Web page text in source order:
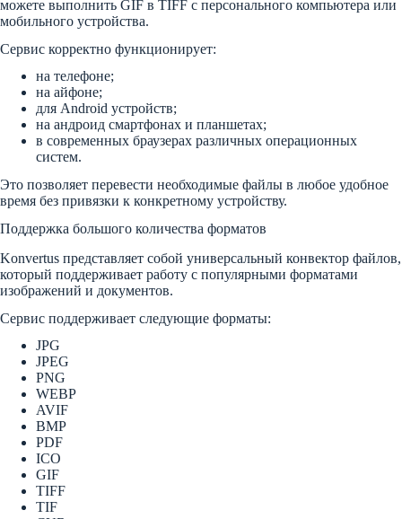
можете выполнить GIF в TIFF с персонального компьютера или
мобильного устройства.
Сервис корректно функционирует:
на телефоне;
на айфоне;
для Android устройств;
на андроид смартфонах и планшетах;
в современных браузерах различных операционных
систем.
Это позволяет перевести необходимые файлы в любое удобное
время без привязки к конкретному устройству.
Поддержка большого количества форматов
Konvertus представляет собой универсальный конвектор файлов,
который поддерживает работу с популярными форматами
изображений и документов.
Сервис поддерживает следующие форматы:
JPG
JPEG
PNG
WEBP
AVIF
BMP
PDF
ICO
GIF
TIFF
TIF